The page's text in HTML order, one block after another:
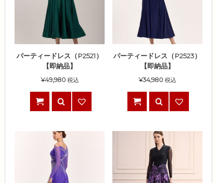
パーティードレス（P2521）
【即納品】
¥49,980 税込
パーティードレス（P2523）
【即納品】
¥34,980 税込